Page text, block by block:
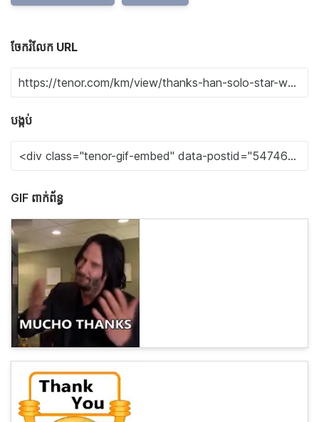
ចែករំលែក URL
បង្កប់
GIF ពាក់ព័ន្ធ